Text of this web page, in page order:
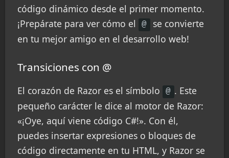
código dinámico desde el primer momento.
¡Prepárate para ver cómo el
@
se convierte
en tu mejor amigo en el desarrollo web!
Transiciones con @
El corazón de Razor es el símbolo @ . Este
pequeño carácter le dice al motor de Razor:
«¡Oye, aquí viene código C#!». Con él,
puedes insertar expresiones o bloques de
código directamente en tu HTML, y Razor se